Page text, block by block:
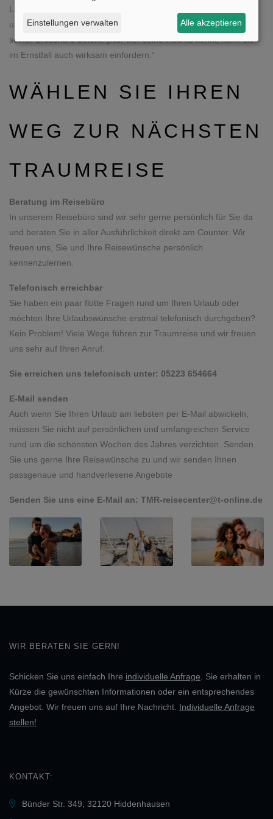
​​​​​​​Lassen Sie sich im Reisebüro beraten. Nur so genießen Sie die
umfassenden Rechte, die das Bundesministerium der Justiz in
seiner Broschüre betont: „Nur wer seine Rechte kennt, kann sie
im Ernstfall auch wirksam einfordern.“
WÄHLEN SIE IHREN
WEG ZUR NÄCHSTEN
TRAUMREISE
Beratung im Reisebüro​​​​​​​
In unserem Reisebüro sind wir sehr gerne persönlich für Sie da
und beraten Sie in aller Ausführlichkeit direkt am Counter. Wir
freuen uns, Sie und Ihre Reisewünsche persönlich
kennenzulernen.
Telefonisch erreichbar​​​​​​​
​​​​​​​Sie haben ein paar flotte Fragen rund um Ihren Urlaub oder
möchten Ihre Urlaubswünsche erstmal telefonisch durchgeben?
Kein Problem! Viele Wege führen zur Traumreise und wir freuen
uns sehr auf Ihren Anruf.
Sie erreichen uns telefonisch unter: 05223 654664
E-Mail senden
Auch wenn Sie Ihren Urlaub am liebsten per E-Mail abwickeln,
müssen Sie nicht auf persönlichen und umfangreichen Service
rund um die schönsten Wochen des Jahres verzichten. Senden
Sie uns gerne Ihre Reisewünsche zu und wir senden Ihnen
passgenaue und handverlesene Angebote
Senden Sie uns eine E-Mail an: TMR-reisecenter@t-online.de
WIR BERATEN SIE GERN!
Schicken Sie uns einfach Ihre individuelle Anfrage . Sie erhalten in
Kürze die gewünschten Informationen oder ein entsprechendes
Angebot. Wir freuen uns auf Ihre Nachricht. Individuelle Anfrage
stellen!
KONTAKT:
Bünder Str. 349, 32120 Hiddenhausen
Einstellungen verwalten Alle akzeptieren